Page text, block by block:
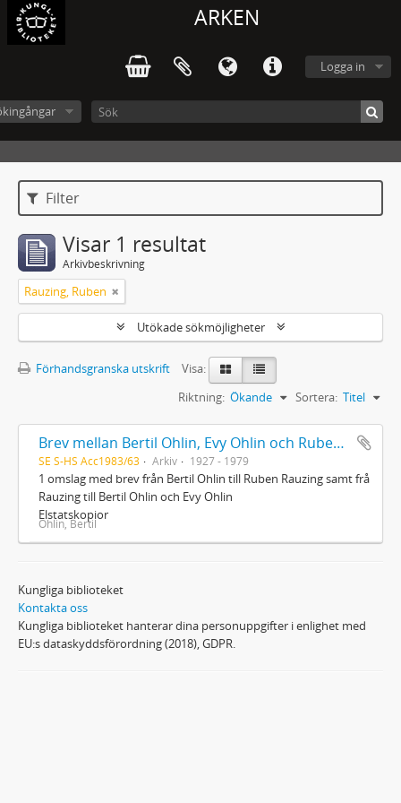
ARKEN
Logga in
Filter
Visar 1 resultat
Arkivbeskrivning
Rauzing, Ruben
Utökade sökmöjligheter
Förhandsgranska utskrift
Visa:
Sortera: Titel
Riktning: Ökande
Brev mellan Bertil Ohlin, Evy Ohlin och Ruben Rauzing
SE S-HS Acc1983/63 Arkiv 1927 - 1979
1 omslag med brev från Bertil Ohlin till Ruben Rauzing samt frå
Rauzing till Bertil Ohlin och Evy Ohlin
Elstatskopior
Ohlin, Bertil
Kungliga biblioteket
Kontakta oss
Kungliga biblioteket hanterar dina personuppgifter i enlighet med
EU:s dataskyddsförordning (2018), GDPR.